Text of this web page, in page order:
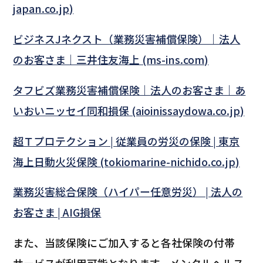
japan.co.jp)
ビジネスJネクスト（業務災害補償保険）｜法人
のお客さま｜三井住友海上 (ms-ins.com)
タフビズ業務災害補償保険｜法人のお客さま｜あ
いおいニッセイ同和損保 (aioinissaydowa.co.jp)
超Ｔプロテクション | 従業員の労災の保険 | 東京
海上日動火災保険 (tokiomarine-nichido.co.jp)
業務災害総合保険（ハイパー任意労災） | 法人の
お客さま | AIG損保
また、当該保険にご加入すると各社保険の付帯